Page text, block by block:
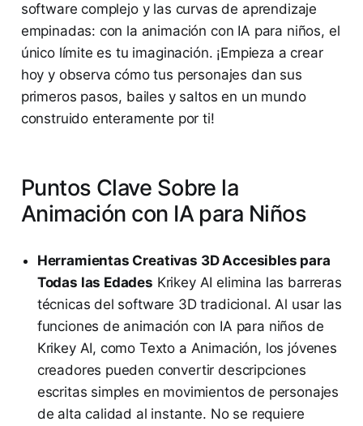
software complejo y las curvas de aprendizaje
empinadas: con la animación con IA para niños, el
único límite es tu imaginación. ¡Empieza a crear
hoy y observa cómo tus personajes dan sus
primeros pasos, bailes y saltos en un mundo
construido enteramente por ti!
Puntos Clave Sobre la
Animación con IA para Niños
Herramientas Creativas 3D Accesibles para
Todas las Edades Krikey AI elimina las barreras
técnicas del software 3D tradicional. Al usar las
funciones de animación con IA para niños de
Krikey AI, como Texto a Animación, los jóvenes
creadores pueden convertir descripciones
escritas simples en movimientos de personajes
de alta calidad al instante. No se requiere